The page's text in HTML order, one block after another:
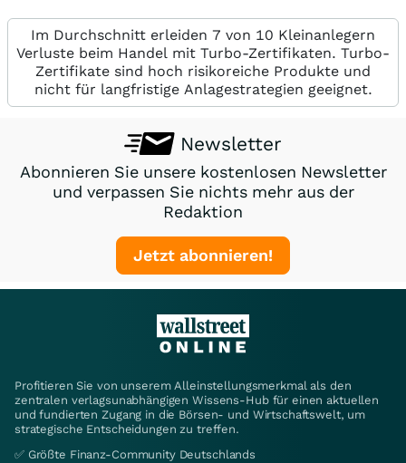
Im Durchschnitt erleiden 7 von 10 Kleinanlegern
Verluste beim Handel mit Turbo-Zertifikaten. Turbo-
Zertifikate sind hoch risikoreiche Produkte und
nicht für langfristige Anlagestrategien geeignet.
Newsletter
Abonnieren Sie unsere kostenlosen Newsletter
und verpassen Sie nichts mehr aus der
Redaktion
Jetzt abonnieren!
Profitieren Sie von unserem Alleinstellungsmerkmal als den
zentralen verlagsunabhängigen Wissens-Hub für einen aktuellen
und fundierten Zugang in die Börsen- und Wirtschaftswelt, um
strategische Entscheidungen zu treffen.
✅ Größte Finanz-Community Deutschlands